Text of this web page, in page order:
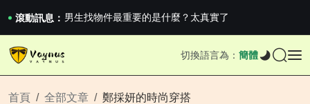
滾動訊息： 2026澳網男單收官：全滿貫對上全滿亞，德約...
《巔峰守衛 Highguard》正式上線，官...
男生找物件最重要的是什麼？太真實了
切換語言為： 簡體
首頁 全部文章 鄭採妍的時尚穿搭